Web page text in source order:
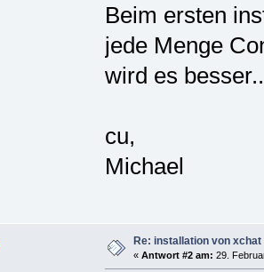
Beim ersten
jede Menge
wird es
cu,
Michael
Re: installation von xchat
« Antwort #2 am: 29.